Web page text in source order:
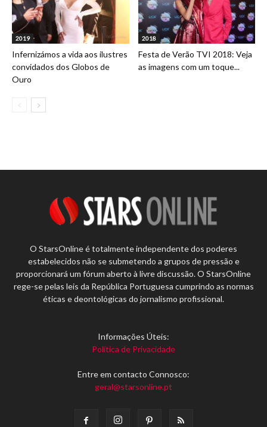
2019
Infernizámos a vida aos ilustres
convidados dos Globos de
Ouro
2018
Festa de Verão TVI 2018: Veja
as imagens com um toque...
O StarsOnline é totalmente independente dos poderes
estabelecidos não se submetendo a grupos de pressão e
proporcionará um fórum aberto à livre discussão. O StarsOnline
rege-se pelas leis da República Portuguesa cumprindo as normas
éticas e deontológicas do jornalismo profissional.
Informações Úteis:
Política de Privacidade
Entre em contacto Connosco:
geral@starsonline.pt